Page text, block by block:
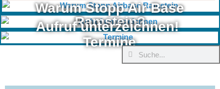
Warum Stopp Air Base
Ramstein?
Aufruf unterzeichnen!
Termine